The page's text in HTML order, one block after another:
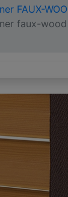
FAUX-
faux-